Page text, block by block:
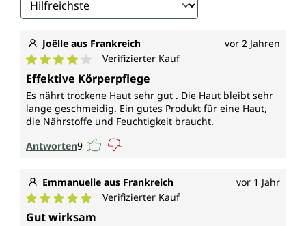
Joëlle aus Frankreich vor 2 Jahren
Durchschnittliche Bewertung von 4 von 5 Sternen
Verifizierter Kauf
Effektive Körperpflege
Es nährt trockene Haut sehr gut . Die Haut bleibt sehr
lange geschmeidig. Ein gutes Produkt für eine Haut,
die Nährstoffe und Feuchtigkeit braucht.
Antworten9
Emmanuelle aus Frankreich vor 1 Jahr
Durchschnittliche Bewertung von 5 von 5 Sternen
Verifizierter Kauf
Gut wirksam